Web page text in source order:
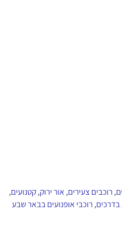
, רוכבים צעירים, אור ירוק,קטנועים,
בדרכים, רוכבי אופנועים בבאר שבע